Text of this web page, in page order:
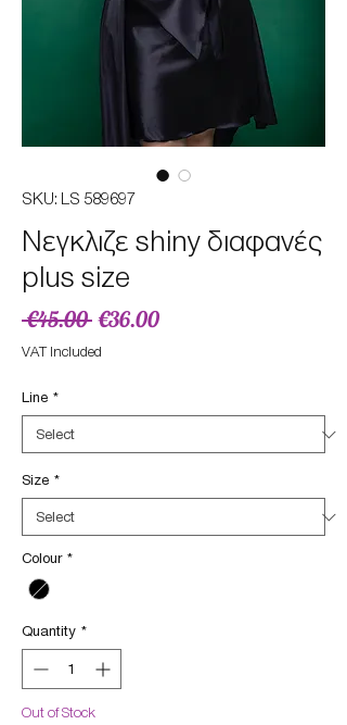
SKU: LS 589697
Nεγκλιζε shiny διαφανές
plus size
€45.00 Regular
Price
€36.00Sale
VAT Included
Line *
Size *
Colour *
Quantity *
Out of Stock